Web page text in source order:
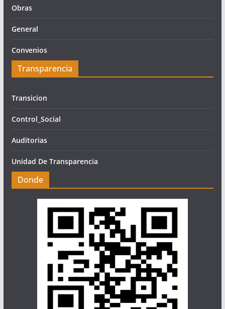
Obras
General
Convenios
Transparencia
Transicion
Control_Social
Auditorias
Unidad De Transparencia
Donde